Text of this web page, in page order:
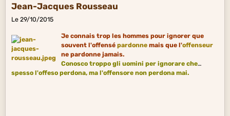
Jean-Jacques Rousseau
Le 29/10/2015
Je connais trop les hommes pour ignorer que
souvent l'offensé pardonnemais que l'offenseur
ne pardonne jamais.
Conosco troppo gli uomini per ignorare che
spesso l'offeso perdona, ma l'offensore non perdona mai.